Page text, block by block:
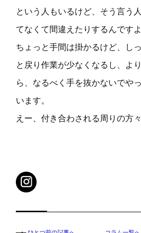
という人もいるけど、そう言う
てなくて間違えたりするんですよ
ちょっと手間は掛かるけど、し
と戻り作業が少なくなるし、よ
ら、なるべく手を抜かないでや
います。
えー、付き合わされる周りの方